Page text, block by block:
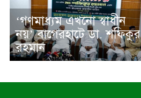
‘গণমাধ্যম এখনো স্বাধীন
নয়’ বাগেরহাটে ডা. শফিকুর
রহমান